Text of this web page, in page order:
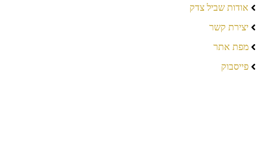
אודות שביל צדק
יצירת קשר
מפת אתר
פייסבוק